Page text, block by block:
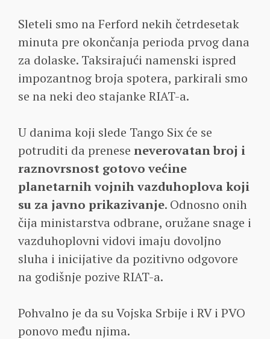
Sleteli smo na Ferford nekih četrdesetak
minuta pre okončanja perioda prvog dana
za dolaske. Taksirajući namenski ispred
impozantnog broja spotera, parkirali smo
se na neki deo stajanke RIAT-a.
U danima koji slede Tango Six će se
potruditi da prenese neverovatan broj i
raznovrsnost gotovo većine
planetarnih vojnih vazduhoplova koji
su za javno prikazivanje. Odnosno onih
čija ministarstva odbrane, oružane snage i
vazduhoplovni vidovi imaju dovoljno
sluha i inicijative da pozitivno odgovore
na godišnje pozive RIAT-a.
Pohvalno je da su Vojska Srbije i RV i PVO
ponovo među njima.